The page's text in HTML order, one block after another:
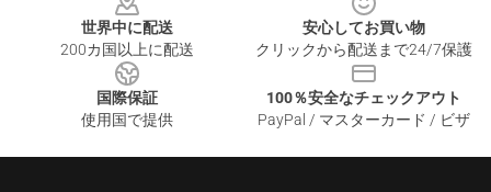
世界中に配送
200カ国以上に配送
安心してお買い物
クリックから配送まで24/7保護
国際保証
使用国で提供
100％安全なチェックアウト
PayPal / マスターカード / ビザ